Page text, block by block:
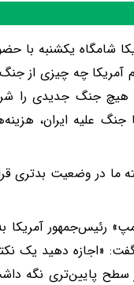
شامگاه یکشنبه با
آمریکا چه چیزی از
جنگ جدیدی را
علیه ایران،
ما در وضعیت
رئیس‌جمهور آمریکا
«اجازه دهید یک
سطح پایین‌تری نگه